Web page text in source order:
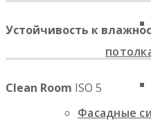
Фасадные
Устойчивость к
Clean Room ISO 5